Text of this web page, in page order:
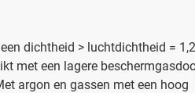
dichtheid > luchtdichtheid =
met een lagere
argon en gassen met een hoog